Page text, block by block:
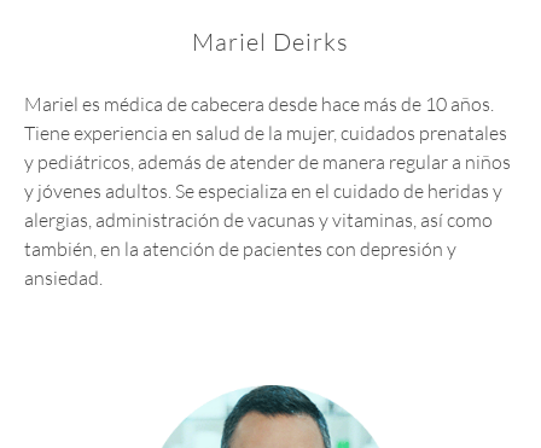
Mariel Deirks
Mariel es médica de cabecera desde hace más de 10 años.
Tiene experiencia en salud de la mujer, cuidados prenatales
y pediátricos, además de atender de manera regular a niños
y jóvenes adultos. Se especializa en el cuidado de heridas y
alergias, administración de vacunas y vitaminas, así como
también, en la atención de pacientes con depresión y
ansiedad.